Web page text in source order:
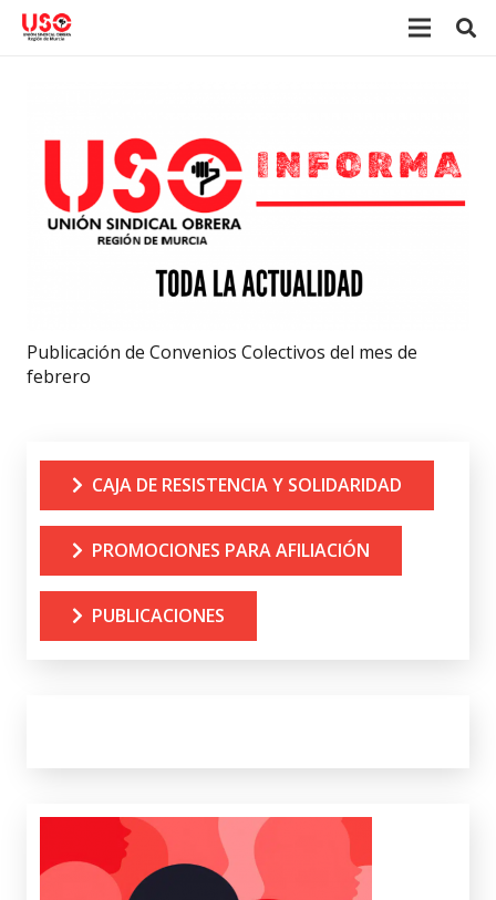
Publicación de Convenios Colectivos del mes de
febrero
CAJA DE RESISTENCIA Y SOLIDARIDAD
PROMOCIONES PARA AFILIACIÓN
PUBLICACIONES